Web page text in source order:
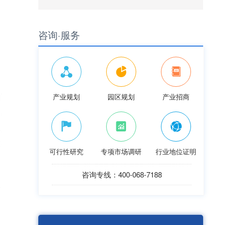
咨询·服务
产业规划 园区规划 产业招商
可行性研究 专项市场调研 行业地位证明
咨询专线：400-068-7188